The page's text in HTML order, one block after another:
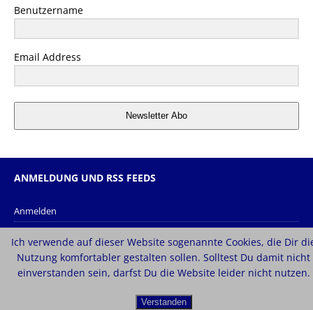
Benutzername
Email Address
Newsletter Abo
ANMELDUNG UND RSS FEEDS
Anmelden
Kommentar-Feed
WordPress.org
Ich verwende auf dieser Website sogenannte Cookies, die Dir
Nutzung komfortabler gestalten sollen. Solltest Du damit nicht
einverstanden sein, darfst Du die Website leider nicht nutzen.
Verstanden